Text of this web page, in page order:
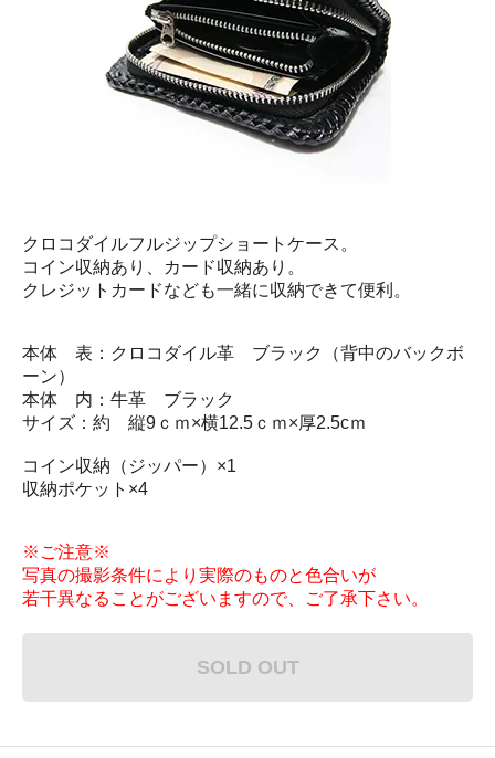
クロコダイルフルジップショートケース。
コイン収納あり、カード収納あり。
クレジットカードなども一緒に収納できて便利。
本体 表：クロコダイル革 ブラック（背中のバックボ
ーン）
本体 内：牛革 ブラック
サイズ：約 縦9ｃｍ×横12.5ｃｍ×厚2.5cｍ
コイン収納（ジッパー）×1
収納ポケット×4
※ご注意※
写真の撮影条件により実際のものと色合いが
若干異なることがございますので、ご了承下さい。
SOLD OUT